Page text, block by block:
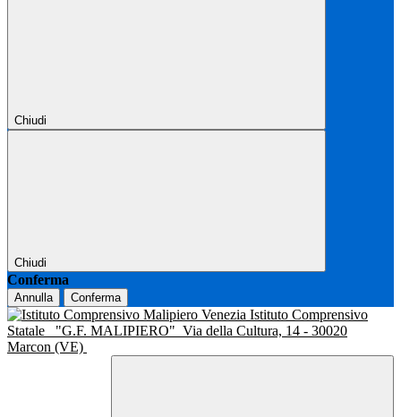
Chiudi
Chiudi
Conferma
Annulla Conferma
Istituto Comprensivo
Statale
"G.F. MALIPIERO" Via della Cultura, 14 - 30020
Marcon (VE)